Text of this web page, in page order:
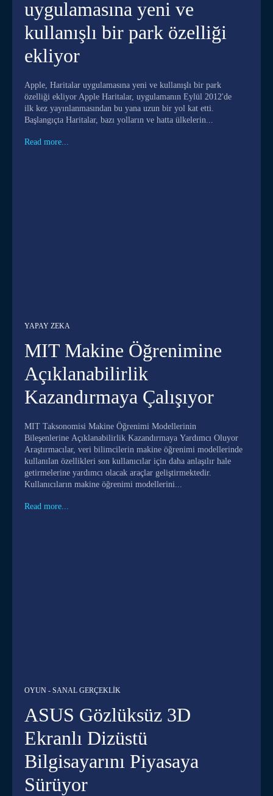
uygulamasına yeni ve
kullanışlı bir park özelliği
ekliyor
Apple, Haritalar uygulamasına yeni ve kullanışlı bir park
özelliği ekliyor Apple Haritalar, uygulamanın Eylül 2012'de
ilk kez yayınlanmasından bu yana uzun bir yol kat etti.
Başlangıçta Haritalar, bazı yolların ve hatta ülkelerin...
Read more...
YAPAY ZEKA
MIT Makine Öğrenimine
Açıklanabilirlik
Kazandırmaya Çalışıyor
MIT Taksonomisi Makine Öğrenimi Modellerinin
Bileşenlerine Açıklanabilirlik Kazandırmaya Yardımcı Oluyor
Araştırmacılar, veri bilimcilerin makine öğrenimi modellerinde
kullanılan özellikleri son kullanıcılar için daha anlaşılır hale
getirmelerine yardımcı olacak araçlar geliştirmektedir.
Kullanıcıların makine öğrenimi modellerini...
Read more...
OYUN - SANAL GERÇEKLIK
ASUS Gözlüksüz 3D
Ekranlı Dizüstü
Bilgisayarını Piyasaya
Sürüyor